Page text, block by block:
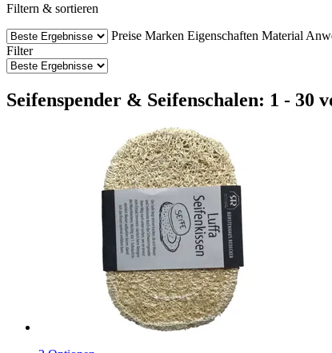
Filtern & sortieren
Preise Marken Eigenschaften Material
Filter
Seifenspender & Seifenschalen: 1 - 30